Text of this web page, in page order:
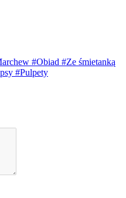
#Obiad #Ze śmietanką
#Pulpety